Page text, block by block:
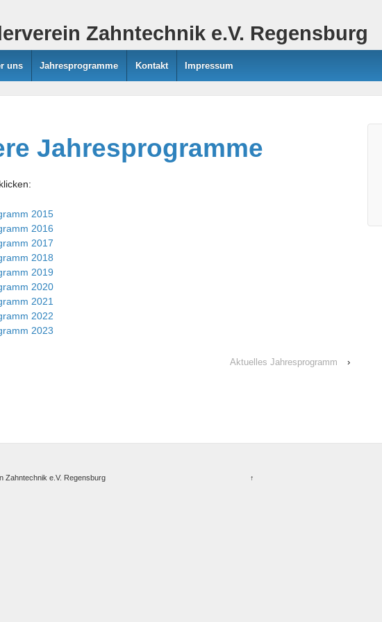
Zahntechnik e.V. Regensburg
uns Jahresprogramme Kontakt Impressum
Jahresprogramme
2015
2016
2017
2018
2019
2020
2021
2022
2023
Aktuelles Jahresprogramm ›
Zahntechnik e.V. Regensburg ↑